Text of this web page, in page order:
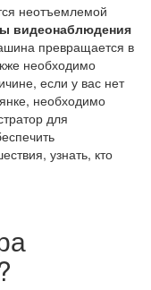
неотъемлемой
видеонаблюдения
превращается в
необходимо
если у вас нет
необходимо
для
узнать, кто